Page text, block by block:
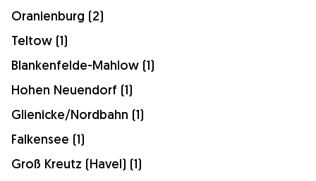
Oranienburg (2)
Teltow (1)
Blankenfelde-Mahlow (1)
Hohen Neuendorf (1)
Glienicke/Nordbahn (1)
Falkensee (1)
Groß Kreutz (Havel) (1)